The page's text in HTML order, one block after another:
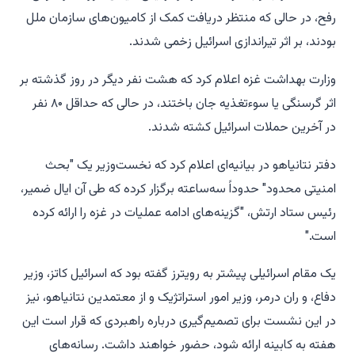
رفح، در حالی که منتظر دریافت کمک از کامیون‌های سازمان ملل
بودند، بر اثر تیراندازی اسرائیل زخمی شدند.
وزارت بهداشت غزه اعلام کرد که هشت نفر دیگر در روز گذشته بر
اثر گرسنگی یا سوءتغذیه جان باختند، در حالی که حداقل ۸۰ نفر
در آخرین حملات اسرائیل کشته شدند.
دفتر نتانیاهو در بیانیه‌ای اعلام کرد که نخست‌وزیر یک "بحث
امنیتی محدود" حدوداً سه‌ساعته برگزار کرده که طی آن ایال ضمیر،
رئیس ستاد ارتش، "گزینه‌های ادامه عملیات در غزه را ارائه کرده
است."
یک مقام اسرائیلی پیشتر به رویترز گفته بود که اسرائیل کاتز، وزیر
دفاع، و ران درمر، وزیر امور استراتژیک و از معتمدین نتانیاهو، نیز
در این نشست برای تصمیم‌گیری درباره راهبردی که قرار است این
هفته به کابینه ارائه شود، حضور خواهند داشت. رسانه‌های